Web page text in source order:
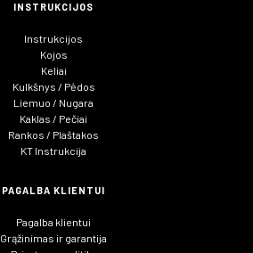
INSTRUKCIJOS
Instrukcijos
Kojos
Keliai
Kulkšnys / Pėdos
Liemuo / Nugara
Kaklas / Pečiai
Rankos / Plaštakos
KT Instrukcija
PAGALBA KLIENTUI
Pagalba klientui
Grąžinimas ir garantija